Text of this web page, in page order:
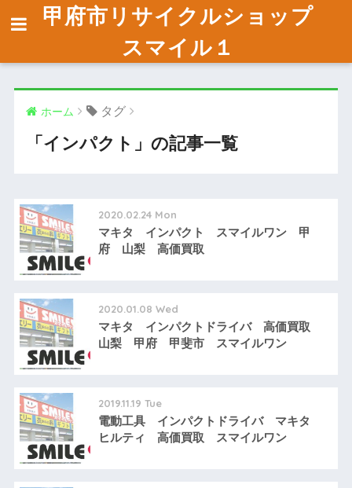
甲府市リサイクルショップ
スマイル１
ホーム タグ
「インパクト」の記事一覧
2020.02.24 Mon
マキタ インパクト スマイルワン 甲
府 山梨 高価買取
2020.01.08 Wed
マキタ インパクトドライバ 高価買取
山梨 甲府 甲斐市 スマイルワン
2019.11.19 Tue
電動工具 インパクトドライバ マキタ
ヒルティ 高価買取 スマイルワン